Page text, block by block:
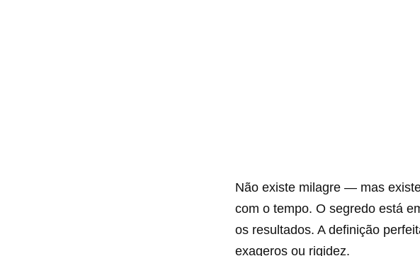
Não existe milagre — mas
com o tempo. O segredo está
os resultados. A definição
exageros ou rigidez.